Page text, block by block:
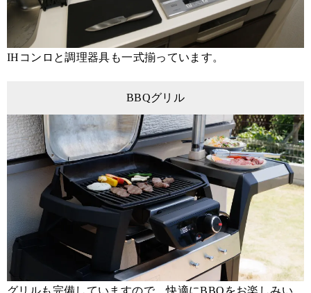
IHコンロと調理器具も一式揃っています。
BBQグリル
グリルも完備していますので、快適にBBQをお楽しみい